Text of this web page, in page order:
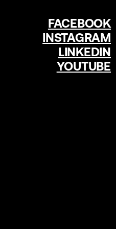
FACEBOOK
INSTAGRAM
LINKEDIN
YOUTUBE